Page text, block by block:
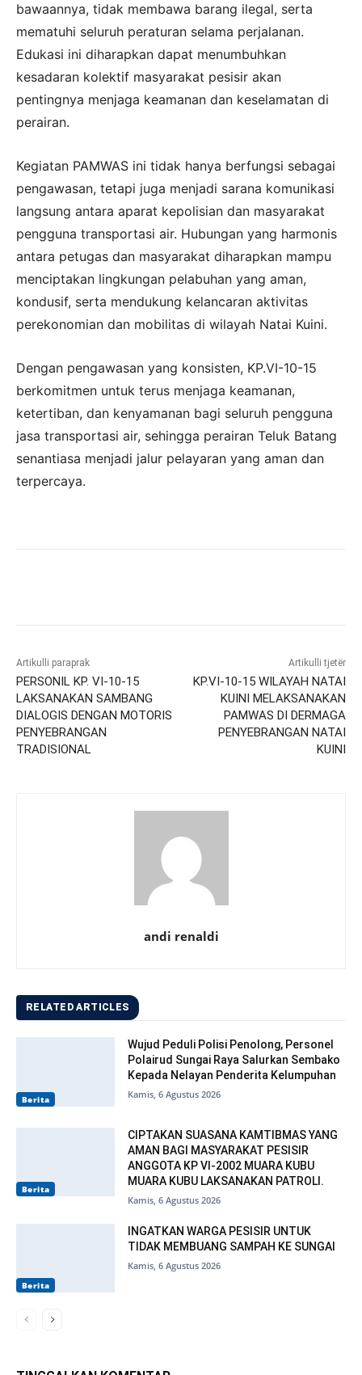
bawaannya, tidak membawa barang ilegal, serta
mematuhi seluruh peraturan selama perjalanan.
Edukasi ini diharapkan dapat menumbuhkan
kesadaran kolektif masyarakat pesisir akan
pentingnya menjaga keamanan dan keselamatan di
perairan.
Kegiatan PAMWAS ini tidak hanya berfungsi sebagai
pengawasan, tetapi juga menjadi sarana komunikasi
langsung antara aparat kepolisian dan masyarakat
pengguna transportasi air. Hubungan yang harmonis
antara petugas dan masyarakat diharapkan mampu
menciptakan lingkungan pelabuhan yang aman,
kondusif, serta mendukung kelancaran aktivitas
perekonomian dan mobilitas di wilayah Natai Kuini.
Dengan pengawasan yang konsisten, KP.VI-10-15
berkomitmen untuk terus menjaga keamanan,
ketertiban, dan kenyamanan bagi seluruh pengguna
jasa transportasi air, sehingga perairan Teluk Batang
senantiasa menjadi jalur pelayaran yang aman dan
terpercaya.
Artikulli paraprak
PERSONIL KP. VI-10-15
LAKSANAKAN SAMBANG
DIALOGIS DENGAN MOTORIS
PENYEBRANGAN
TRADISIONAL
Artikulli tjetër
KP.VI-10-15 WILAYAH NATAI
KUINI MELAKSANAKAN
PAMWAS DI DERMAGA
PENYEBRANGAN NATAI
KUINI
andi renaldi
RELATED ARTICLES
Berita
Wujud Peduli Polisi Penolong, Personel
Polairud Sungai Raya Salurkan Sembako
Kepada Nelayan Penderita Kelumpuhan
Kamis, 6 Agustus 2026
Berita
CIPTAKAN SUASANA KAMTIBMAS YANG
AMAN BAGI MASYARAKAT PESISIR
ANGGOTA KP VI-2002 MUARA KUBU
MUARA KUBU LAKSANAKAN PATROLI.
Kamis, 6 Agustus 2026
Berita
INGATKAN WARGA PESISIR UNTUK
TIDAK MEMBUANG SAMPAH KE SUNGAI
Kamis, 6 Agustus 2026